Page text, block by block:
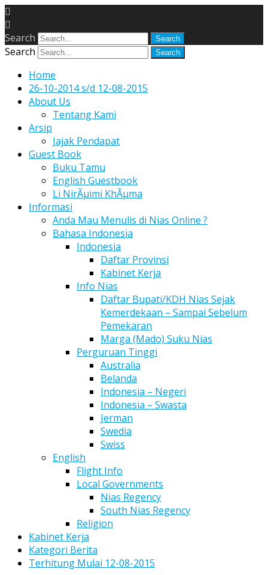
Search
Search
Home
26-10-2014 s/d 12-08-2015
About Us
Tentang Kami
Arsip
Jajak Pendapat
Guest Book
Buku Tamu
English Guestbook
Li NirÃµimi KhÃµma
Informasi
Anda Mau Menulis di Nias Online ?
Bahasa Indonesia
Indonesia
Daftar Provinsi
Kabinet Kerja
Info Nias
Daftar Bupati/KDH Nias Sejak
Kemerdekaan – Sampai Sebelum
Pemekaran
Marga (Mado) Suku Nias
Perguruan Tinggi
Australia
Belanda
Indonesia – Negeri
Indonesia – Swasta
Jerman
Swedia
Swiss
English
Flight Info
Local Governments
Nias Regency
South Nias Regency
Religion
Kabinet Kerja
Kategori Berita
Terhitung Mulai 12-08-2015